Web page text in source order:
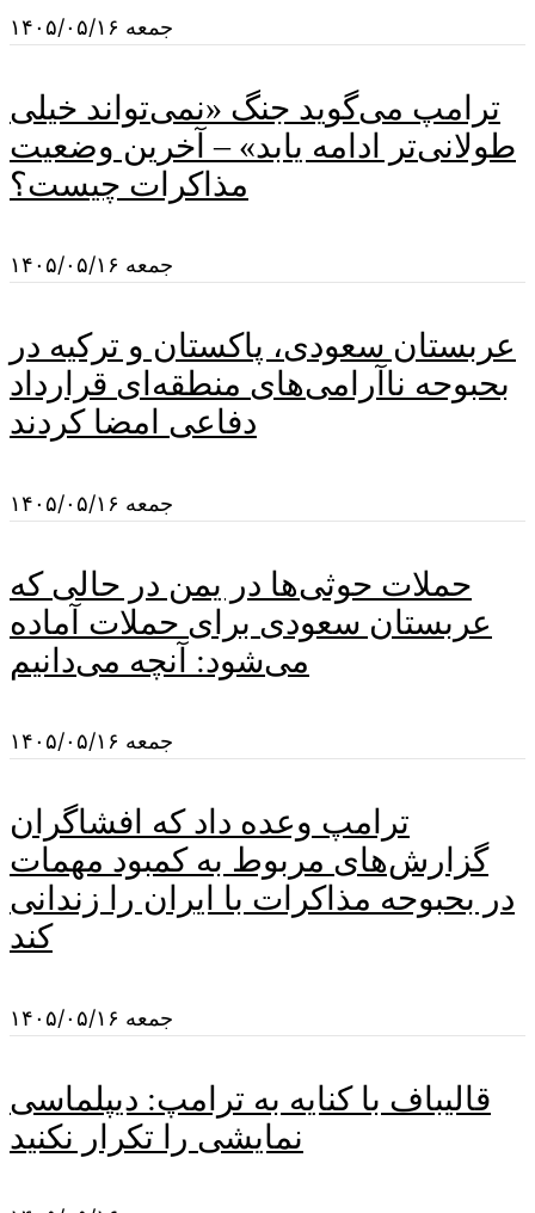
جمعه ۱۴۰۵/۰۵/۱۶
ترامپ می‌گوید جنگ «نمی‌تواند خیلی
طولانی‌تر ادامه یابد» – آخرین وضعیت
مذاکرات چیست؟
جمعه ۱۴۰۵/۰۵/۱۶
عربستان سعودی، پاکستان و ترکیه در
بحبوحه ناآرامی‌های منطقه‌ای قرارداد
دفاعی امضا کردند
جمعه ۱۴۰۵/۰۵/۱۶
حملات حوثی‌ها در یمن در حالی که
عربستان سعودی برای حملات آماده
می‌شود: آنچه می‌دانیم
جمعه ۱۴۰۵/۰۵/۱۶
ترامپ وعده داد که افشاگران
گزارش‌های مربوط به کمبود مهمات
در بحبوحه مذاکرات با ایران را زندانی
کند
جمعه ۱۴۰۵/۰۵/۱۶
قالیباف با کنایه به ترامپ: دیپلماسی
نمایشی را تکرار نکنید